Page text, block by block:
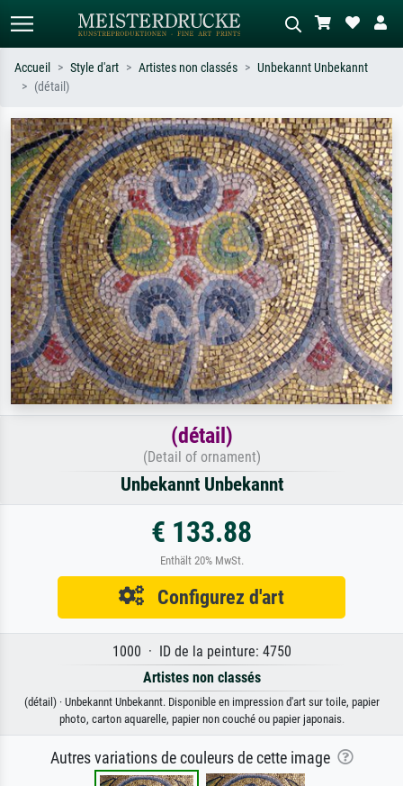
Recherchez par artiste, titre ou style –
ex. Monet, Nuit étoilée,
impressionnisme, vague de Hokusai,
nu.
Décrivez la scène – ex. prairie verte,
abstrait avec beaucoup de rouge,
tableau sombre, nu debout près d'un
arbre.
Accueil Style d'art Artistes non classés
Unbekannt Unbekannt
(détail)
(détail)
(Detail of ornament)
Unbekannt Unbekannt
€ 133.88
Enthält 20% MwSt.
Configurez d'art
1000 · ID de la peinture: 4750
Artistes non classés
(détail) · Unbekannt Unbekannt. Disponible en impression d'art sur toile, papier
photo, carton aquarelle, papier non couché ou papier japonais.
Autres variations de couleurs de cette image